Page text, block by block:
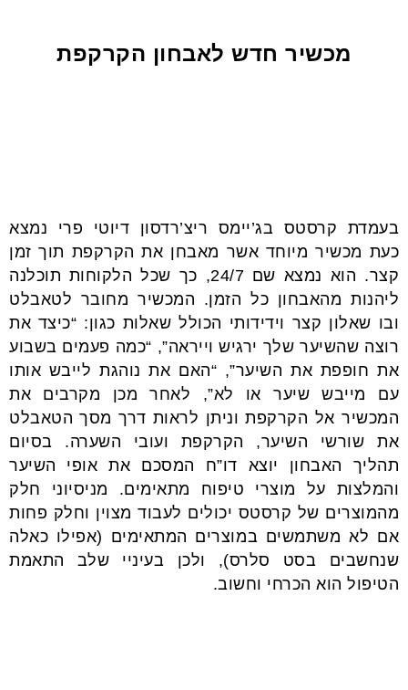
מכשיר חדש לאבחון הקרקפת
בעמדת קרסטס בג’יימס ריצ’רדסון דיוטי פרי נמצא
כעת מכשיר מיוחד אשר מאבחן את הקרקפת תוך זמן
קצר. הוא נמצא שם 24/7, כך שכל הלקוחות תוכלנה
ליהנות מהאבחון כל הזמן. המכשיר מחובר לטאבלט
ובו שאלון קצר וידידותי הכולל שאלות כגון: “כיצד את
רוצה שהשיער שלך ירגיש וייראה”, “כמה פעמים בשבוע
את חופפת את השיער”, “האם את נוהגת לייבש אותו
עם מייבש שיער או לא”, לאחר מכן מקרבים את
המכשיר אל הקרקפת וניתן לראות דרך מסך הטאבלט
את שורשי השיער, הקרקפת ועובי השערה. בסיום
תהליך האבחון יוצא דו”ח המסכם את אופי השיער
והמלצות על מוצרי טיפוח מתאימים. מניסיוני חלק
מהמוצרים של קרסטס יכולים לעבוד מצוין וחלק פחות
אם לא משתמשים במוצרים המתאימים (אפילו כאלה
שנחשבים בסט סלרס), ולכן בעיניי שלב התאמת
הטיפול הוא הכרחי וחשוב.